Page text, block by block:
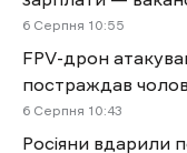
6 Cерпня 10:55
FPV-дрон
постраждав
6 Cерпня 10:43
Росіяни вдарили